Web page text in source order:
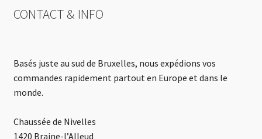
CONTACT & INFO
Basés juste au sud de Bruxelles, nous expédions vos
commandes rapidement partout en Europe et dans le
monde.
Chaussée de Nivelles
1420 Braine-l’Alleud